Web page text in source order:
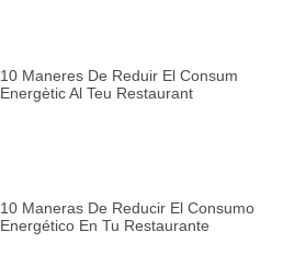
10 Maneres De Reduir El Consum
Energètic Al Teu Restaurant
10 Maneras De Reducir El Consumo
Energético En Tu Restaurante